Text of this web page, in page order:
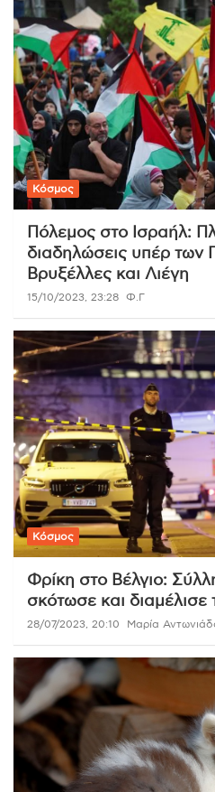
Κόσμος
Πόλεμος στο Ισραήλ:
διαδηλώσεις υπέρ των
Βρυξέλλες και Λιέγη
15/10/2023, 23:28 Φ.Γ
Κόσμος
Φρίκη στο Βέλγιο:
σκότωσε και διαμέλισε
28/07/2023, 20:10 Μαρία